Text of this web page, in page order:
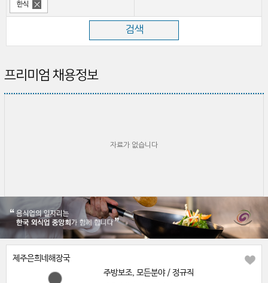
한식
프리미엄 채용정보
자료가 없습니다
제주은희네해장국
주방보조, 모든분야 / 정규직